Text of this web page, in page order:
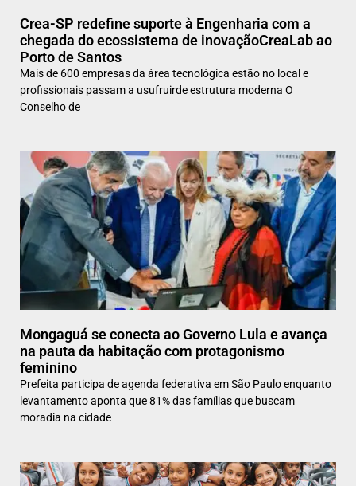
Crea-SP redefine suporte à Engenharia com a
chegada do ecossistema de inovaçãoCreaLab ao
Porto de Santos
Mais de 600 empresas da área tecnológica estão no local e
profissionais passam a usufruirde estrutura moderna O
Conselho de
Mongaguá se conecta ao Governo Lula e avança
na pauta da habitação com protagonismo
feminino
Prefeita participa de agenda federativa em São Paulo enquanto
levantamento aponta que 81% das famílias que buscam
moradia na cidade